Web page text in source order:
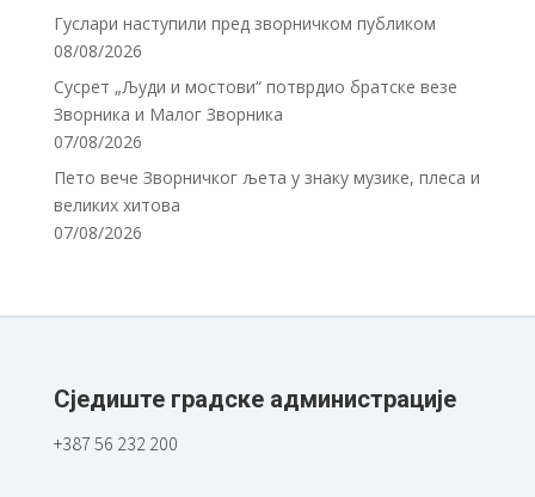
Гуслари наступили пред зворничком публиком
08/08/2026
Сусрет „Људи и мостови“ потврдио братске везе
Зворника и Малог Зворника
07/08/2026
Пето вече Зворничког љета у знаку музике, плеса и
великих хитова
07/08/2026
Сједиште градске администрације
+387 56 232 200